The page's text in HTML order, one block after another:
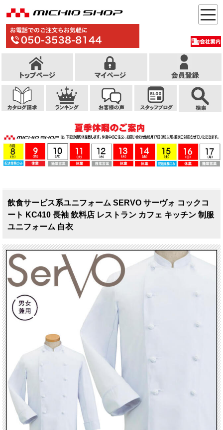
飲食サービス系ユニフォーム SERVO サーヴォ コックコ
ート KC410 長袖 飲料店 レストラン カフェ キッチン 制服
ユニフォーム 白衣